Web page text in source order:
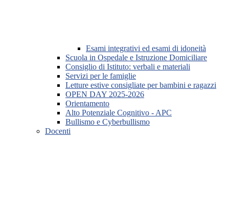
Esami integrativi ed esami di idoneità
Scuola in Ospedale e Istruzione Domiciliare
Consiglio di Istituto: verbali e materiali
Servizi per le famiglie
Letture estive consigliate per bambini e ragazzi
OPEN DAY 2025-2026
Orientamento
Alto Potenziale Cognitivo - APC
Bullismo e Cyberbullismo
Docenti